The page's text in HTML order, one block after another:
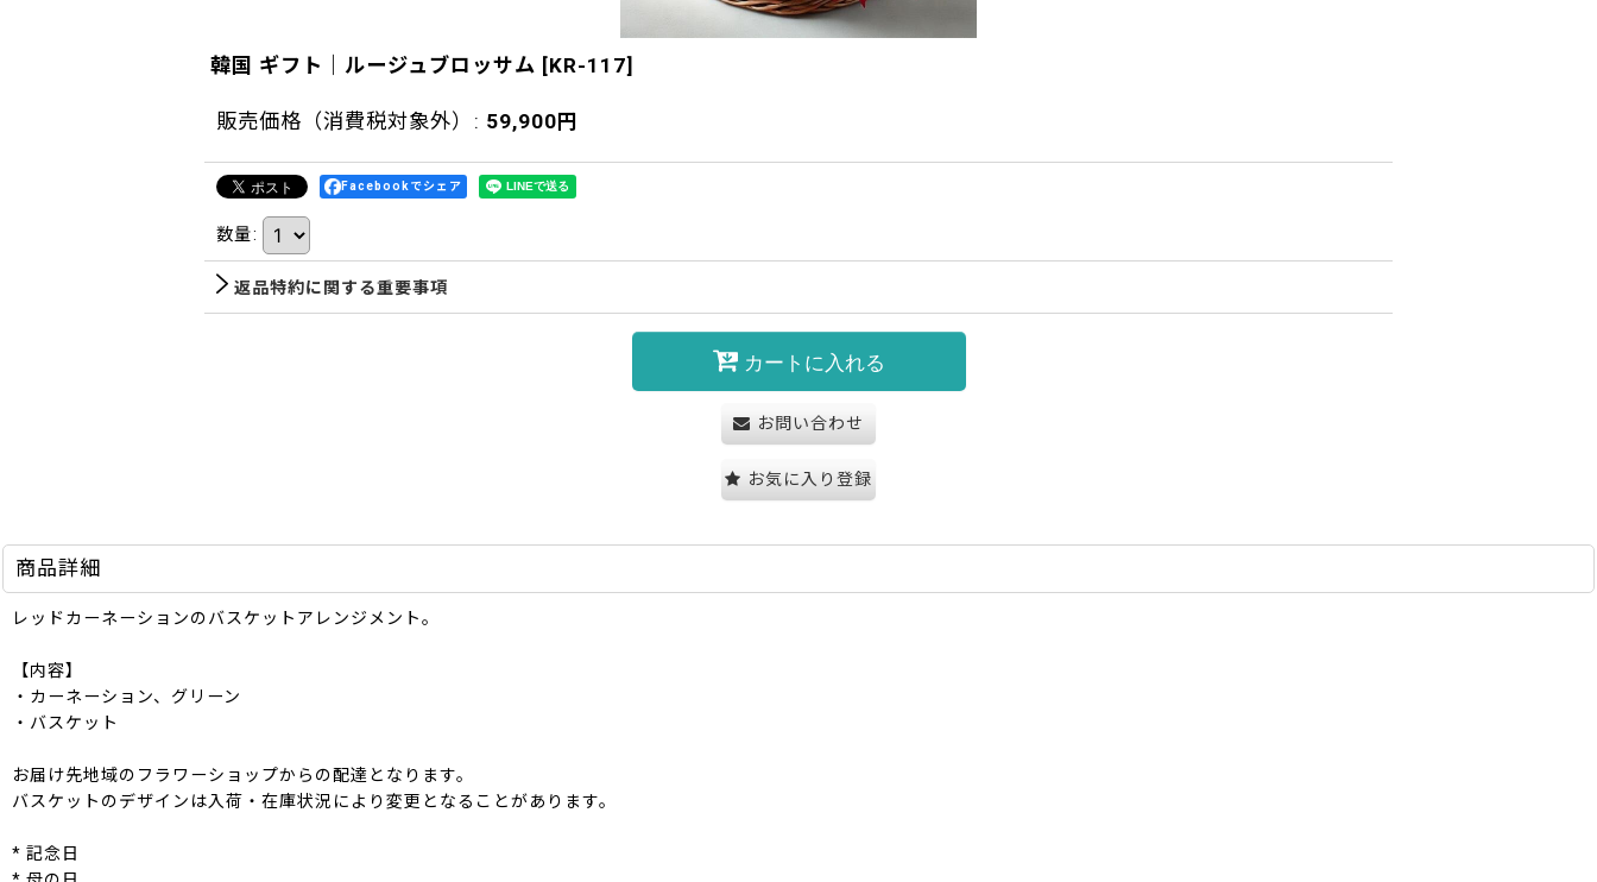
韓国 ギフト｜ルージュブロッサム [KR-117]
販売価格（消費税対象外） : 59,900 円
Facebookでシェア
数量:
返品特約に関する重要事項
カートに入れる
お問い合わせ
お気に入り登録
商品詳細
レッドカーネーションのバスケットアレンジメント。
【内容】
・カーネーション、グリーン
・バスケット
お届け先地域のフラワーショップからの配達となります。
バスケットのデザインは入荷・在庫状況により変更となることがあります。
* 記念日